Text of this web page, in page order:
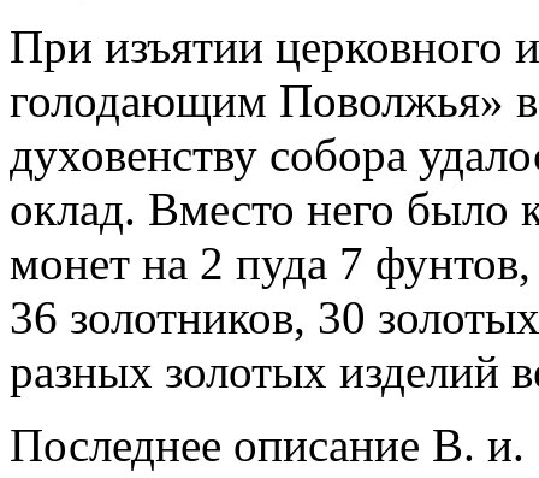
При изъятии церковного
голодающим Поволжья»
духовенству собора
оклад. Вместо него было
монет на 2 пуда 7
36 золотников, 30
разных золотых изделий
Последнее описание В. и.